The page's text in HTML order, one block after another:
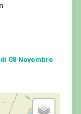
08 Novembre